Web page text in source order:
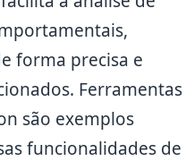
forma precisa e
Ferramentas
são exemplos
funcionalidades de